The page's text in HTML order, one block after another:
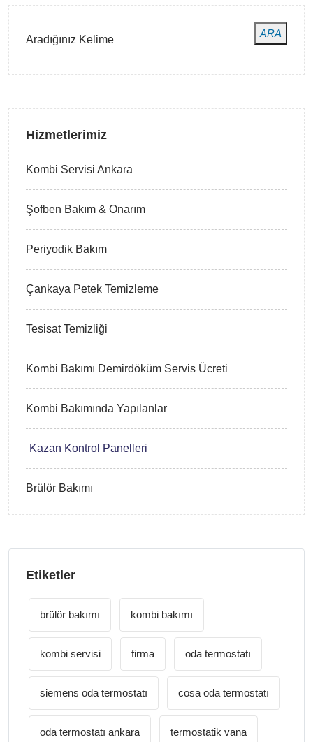
ARA
Hizmetlerimiz
Kombi Servisi Ankara
Şofben Bakım & Onarım
Periyodik Bakım
Çankaya Petek Temizleme
Tesisat Temizliği
Kombi Bakımı Demirdöküm Servis Ücreti
Kombi Bakımında Yapılanlar
Kazan Kontrol Panelleri
Brülör Bakımı
Etiketler
brülör bakımı kombi bakımı
kombi servisi firma oda termostatı
siemens oda termostatı cosa oda termostatı
oda termostatı ankara termostatik vana